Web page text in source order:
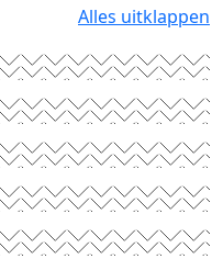
Alles uitklappen